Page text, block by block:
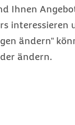
Ihnen
interessieren
ändern"
ändern.